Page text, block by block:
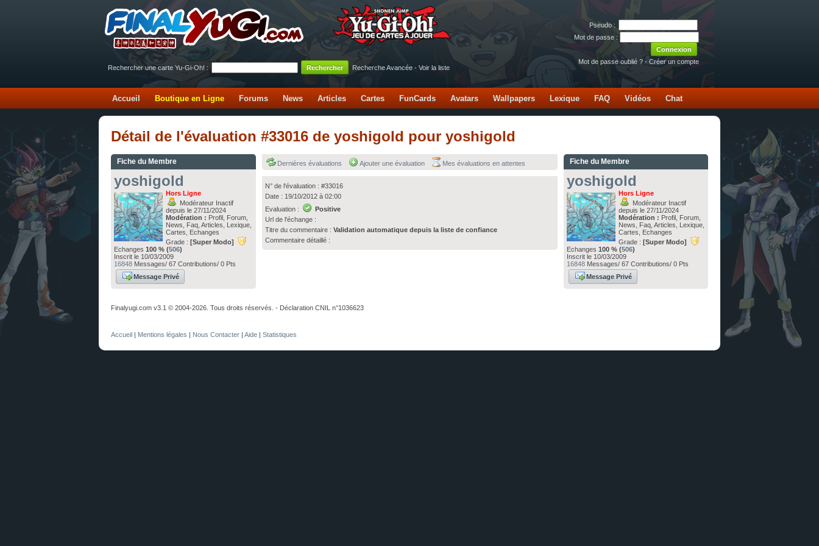
Pseudo :
Mot de passe :
Mot de passe oublié ? - Créer un compte
Rechercher une carte Yu-Gi-Oh! :
Recherche Avancée - Voir la liste
Accueil Boutique en Ligne Forums News Articles Cartes FunCards Avatars Wallpapers Lexique FAQ Vidéos Chat
Détail de l'évaluation #33016 de yoshigold pour yoshigold
Fiche du Membre
yoshigold
Hors Ligne
Modérateur Inactif
depuis le 27/11/2024
Modération : Profil, Forum,
News, Faq, Articles, Lexique,
Cartes, Echanges
Grade : [Super Modo]
Echanges 100 % (506)
Inscrit le 10/03/2009
16848 Messages/ 67 Contributions/ 0 Pts
Message Privé
Dernières évaluations Ajouter une évaluation Mes évaluations en attentes
N° de l'évaluation : #33016
Date : 19/10/2012 à 02:00
Evaluation :
Positive
Url de l'échange :
Titre du commentaire : Validation automatique depuis la liste de confiance
Commentaire détaillé :
Fiche du Membre
yoshigold
Hors Ligne
Modérateur Inactif
depuis le 27/11/2024
Modération : Profil, Forum,
News, Faq, Articles, Lexique,
Cartes, Echanges
Grade : [Super Modo]
Echanges 100 % (506)
Inscrit le 10/03/2009
16848Messages/ 67 Contributions/ 0 Pts
Message Privé
Finalyugi.com v3.1 © 2004-2026. Tous droits réservés. - Déclaration CNIL n°1036623
Accueil | Mentions légales | Nous Contacter | Aide | Statistiques